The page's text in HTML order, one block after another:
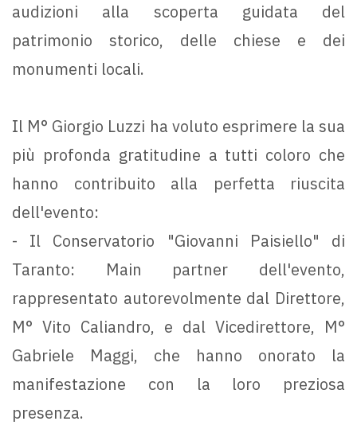
audizioni alla scoperta guidata del
patrimonio storico, delle chiese e dei
monumenti locali.
Il M° Giorgio Luzzi ha voluto esprimere la sua
più profonda gratitudine a tutti coloro che
hanno contribuito alla perfetta riuscita
dell'evento:
- Il Conservatorio "Giovanni Paisiello" di
Taranto: Main partner dell'evento,
rappresentato autorevolmente dal Direttore,
M° Vito Caliandro, e dal Vicedirettore, M°
Gabriele Maggi, che hanno onorato la
manifestazione con la loro preziosa
presenza.